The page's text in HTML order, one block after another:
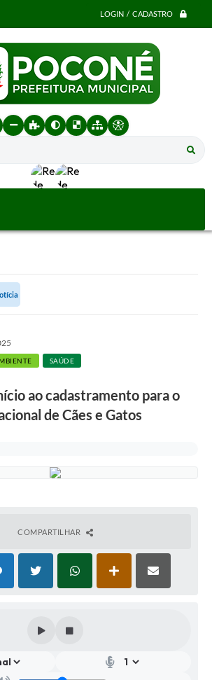
LOGIN / CADASTRO
SAÚDE
ao cadastramento para o
de Cães e Gatos
COMPARTILHAR